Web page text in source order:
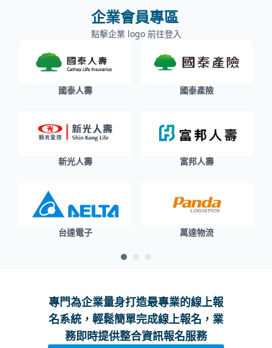
企業會員專區
點擊企業 logo 前往登入
國泰人壽 國泰產險
新光人壽 富邦人壽
台達電子 萬達物流
專門為企業量身打造最專業的線上報
名系統，輕鬆簡單完成線上報名，業
務即時提供整合資訊報名服務